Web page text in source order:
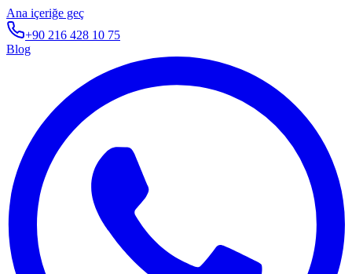
Ana içeriğe geç
+90 216 428 10 75
Blog